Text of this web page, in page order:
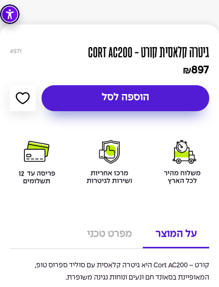
4971 גיטרה קלאסית קורט - CORT AC200
₪897
הוספה לסל
על המוצר מפרט טכני
קורט – Cort AC200 היא גיטרה קלאסית עם סוליד ספרוס טופ,
המאופיינת בסאונד חם ונעים ונוחות נגינה משופרת.